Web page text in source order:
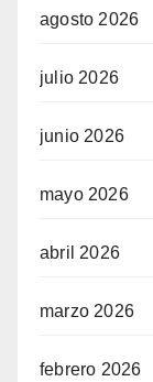
agosto 2026
julio 2026
junio 2026
mayo 2026
abril 2026
marzo 2026
febrero 2026